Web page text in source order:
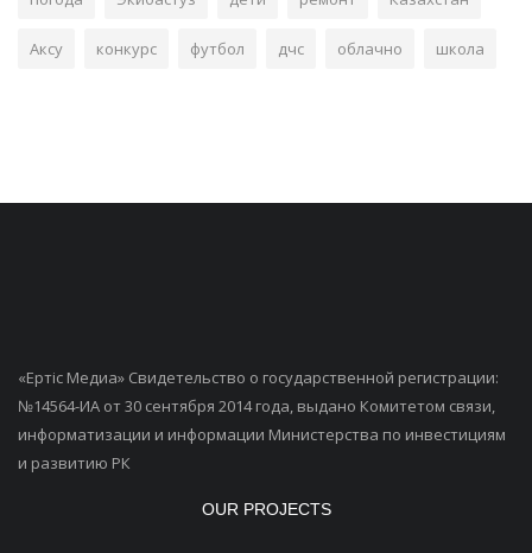
Аксу конкурс футбол дчс облачно школа
«Ертiс Медиа» Свидетельство о государственной регистрации:
№14564-ИА от 30 сентября 2014 года, выдано Комитетом связи,
информатизации и информации Министерства по инвестициям
и развитию РК
OUR PROJECTS